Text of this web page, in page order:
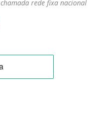
chamada rede fixa nacional